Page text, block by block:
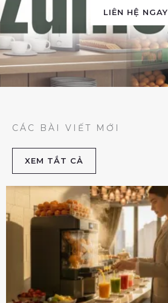
LIÊN HỆ NGAY
CÁC BÀI VIẾT MỚI
XEM TẮT CẢ